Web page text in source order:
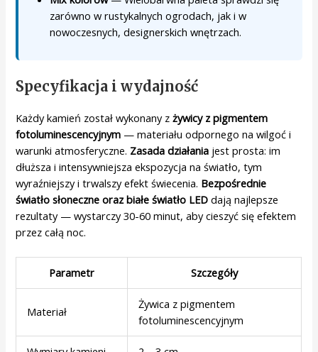
zarówno w rustykalnych ogrodach, jak i w
nowoczesnych, designerskich wnętrzach.
Specyfikacja i wydajność
Każdy kamień został wykonany zżywicy z pigmentem
fotoluminescencyjnym — materiału odpornego na wilgoć i
warunki atmosferyczne. Zasada działania jest prosta: im
dłuższa i intensywniejsza ekspozycja na światło, tym
wyraźniejszy i trwalszy efekt świecenia. Bezpośrednie
światło słoneczne oraz białe światło LED dają najlepsze
rezultaty — wystarczy 30-60 minut, aby cieszyć się efektem
przez całą noc.
Parametr Szczegóły
Materiał
Żywica z pigmentem
fotoluminescencyjnym